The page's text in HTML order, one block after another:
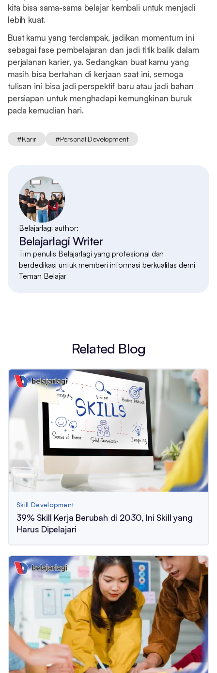
kita bisa sama-sama belajar kembali untuk menjadi
lebih kuat.
Buat kamu yang terdampak, jadikan momentum ini
sebagai fase pembelajaran dan jadi titik balik dalam
perjalanan karier, ya. Sedangkan buat kamu yang
masih bisa bertahan di kerjaan saat ini, semoga
tulisan ini bisa jadi perspektif baru atau jadi bahan
persiapan untuk menghadapi kemungkinan buruk
pada kemudian hari.
#Karir #Personal Development
Belajarlagi author:
Belajarlagi Writer
Tim penulis Belajarlagi yang profesional dan
berdedikasi untuk memberi informasi berkualitas demi
Teman Belajar
Related Blog
Skill Development
39% Skill Kerja Berubah di 2030, Ini Skill yang
Harus Dipelajari